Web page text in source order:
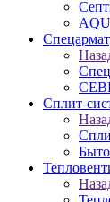
Сплит-